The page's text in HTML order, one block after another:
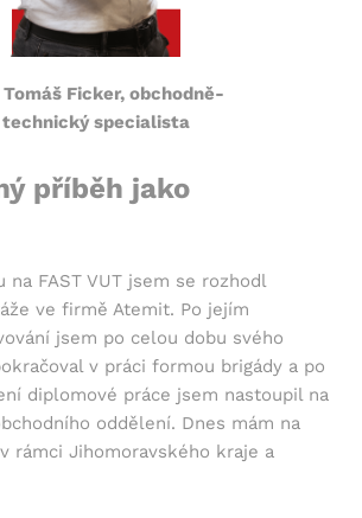
Tomáš Ficker, obchodně-
technický specialista
příběh jako
na FAST VUT jsem se rozhodl
ve firmě Atemit. Po jejím
jsem po celou dobu svého
v práci formou brigády a po
diplomové práce jsem nastoupil na
oddělení. Dnes mám na
rámci Jihomoravského kraje a